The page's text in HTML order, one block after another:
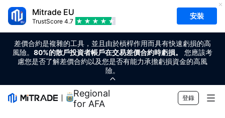
Mitrade EU
TrustScore 4.7
安裝
差價合約是複雜的工具，並且由於槓桿作用而具有快速虧損的高
風險。 80%的散戶投資者帳戶在交易差價合約時虧損。
您應該考
慮您是否了解差價合約以及您是否有能力承擔虧損資金的高風
險。
Regional Sponsor
for AFA
登錄